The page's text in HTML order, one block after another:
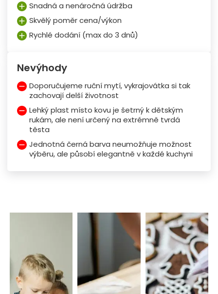
Snadná a nenáročná údržba
Skvělý poměr cena/výkon
Rychlé dodání (max do 3 dnů)
Nevýhody
Doporučujeme ruční mytí, vykrajovátka si tak
zachovají delší životnost
Lehký plast místo kovu je šetrný k dětským
rukám, ale není určený na extrémně tvrdá
těsta
Jednotná černá barva neumožňuje možnost
výběru, ale působí elegantně v každé kuchyni